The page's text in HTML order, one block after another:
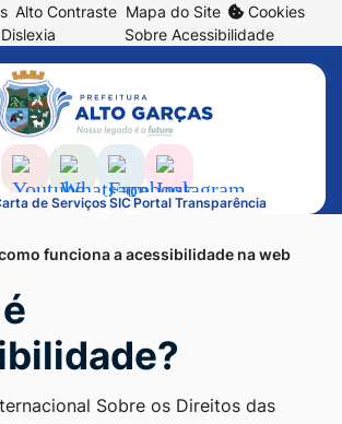
Alto Contraste Mapa do Site CookiesAbrir
Sobre Acessibilidade
Acessar
a
Rede
Youtube
Acessar
a
Rede
Acessar
a
Rede
Acessar
a
Rede
de Serviços SICPortal Transparência
funciona a acessibilidade na web
Sobre os Direitos das